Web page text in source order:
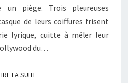
un piège. Trois pleureuses
de leurs coiffures frisent
lyrique, quitte à mêler leur
du…
LA SUITELIRE LA SUITE